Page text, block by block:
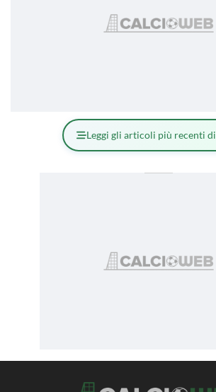
Leggi gli articoli più recenti di